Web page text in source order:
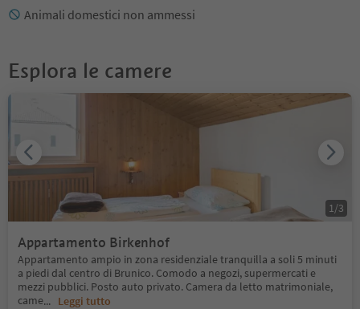
Animali domestici non ammessi
Esplora le camere
Appartamento Birkenhof
Appartamento ampio in zona residenziale tranquilla a soli 5 minuti
a piedi dal centro di Brunico. Comodo a negozi, supermercati e
mezzi pubblici. Posto auto privato. Camera da letto matrimoniale,
came... Leggi tutto
1 /3